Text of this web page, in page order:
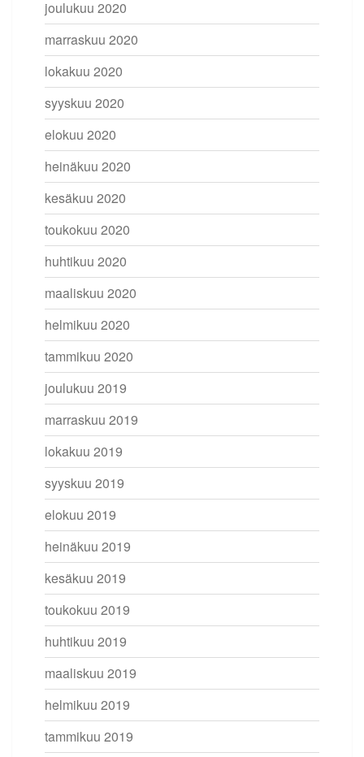
joulukuu 2020
marraskuu 2020
lokakuu 2020
syyskuu 2020
elokuu 2020
heinäkuu 2020
kesäkuu 2020
toukokuu 2020
huhtikuu 2020
maaliskuu 2020
helmikuu 2020
tammikuu 2020
joulukuu 2019
marraskuu 2019
lokakuu 2019
syyskuu 2019
elokuu 2019
heinäkuu 2019
kesäkuu 2019
toukokuu 2019
huhtikuu 2019
maaliskuu 2019
helmikuu 2019
tammikuu 2019